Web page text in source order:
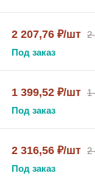
2 207,76 ₽/шт 2
Под заказ
1 399,52 ₽/шт 1
Под заказ
2 316,56 ₽/шт 2
Под заказ